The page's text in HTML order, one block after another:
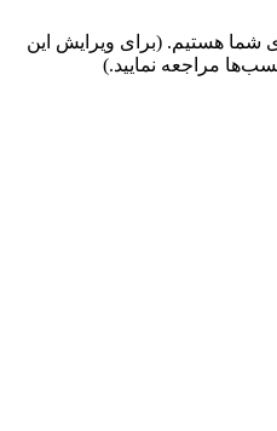
پاسخگوی شما هستیم. (برای ویرایش این
مراجعه نمایید.)